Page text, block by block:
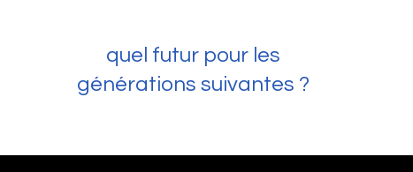
quel futur pour les
générations suivantes ?